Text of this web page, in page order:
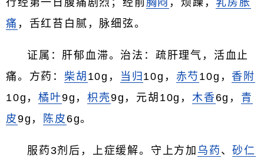
行经第一日腹痛剧烈；经前 胸闷 ，烦躁，乳房胀
痛 ，舌红苔白腻，脉细弦。
证属：肝郁血滞。治法：疏肝理气，活血止
痛。方药： 柴胡 10g， 当归 10g， 赤芍 10g， 香附
10g，橘叶9g，枳壳9g，元胡10g，木香6g， 青
皮9g， 陈皮 6g。
服药3剂后，上症缓解。守上方加 乌药 、砂仁